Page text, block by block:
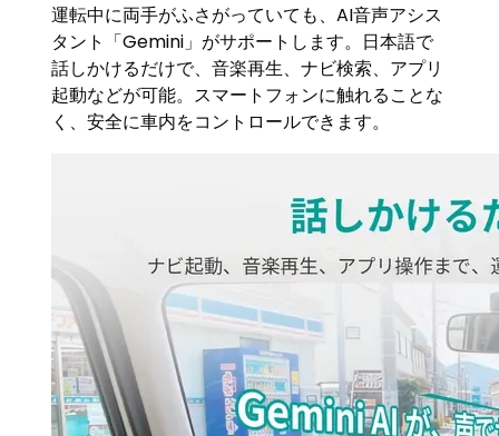
運転中に両手がふさがっていても、AI音声アシス
タント「Gemini」がサポートします。日本語で
話しかけるだけで、音楽再生、ナビ検索、アプリ
起動などが可能。スマートフォンに触れることな
く、安全に車内をコントロールできます。